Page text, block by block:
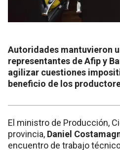
Autoridades mantuvieron
representantes de Afip y
agilizar cuestiones
beneficio de los
El ministro de Producción,
provincia, Daniel
encuentro de trabajo